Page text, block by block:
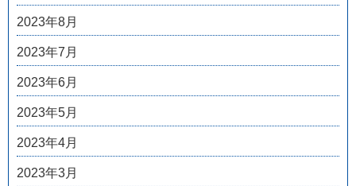
2023年8月
2023年7月
2023年6月
2023年5月
2023年4月
2023年3月